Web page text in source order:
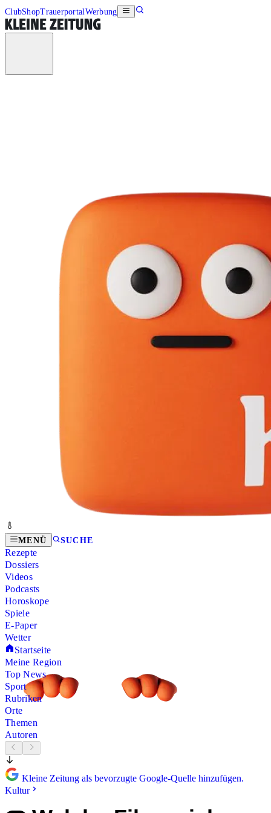
ClubShopTrauerportalWerbung
MENÜ SUCHE
Rezepte
Dossiers
Videos
Podcasts
Horoskope
Spiele
E-Paper
Wetter
Startseite
Meine Region
Top News
Sport
Rubriken
Orte
Themen
Autoren
Kleine Zeitung als bevorzugte Google-Quelle hinzufügen.
Kultur